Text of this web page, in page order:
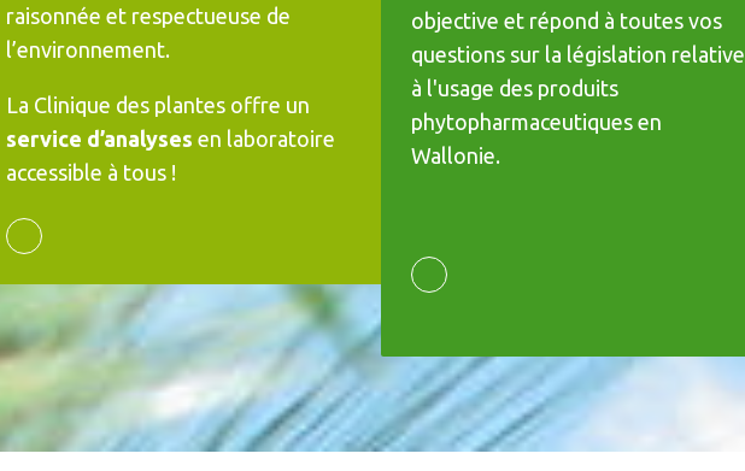
raisonnée et respectueuse de
l’environnement.
La Clinique des plantes offre un
service d’analyses en laboratoire
accessible à tous !
CLINIQUE DES PLANTES
objective et répond à toutes vos
questions sur la législation relative
à l'usage des produits
phytopharmaceutiques en
Wallonie.
CRP